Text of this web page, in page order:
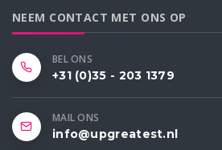
NEEM CONTACT MET ONS OP
BEL ONS
+31 (0)35 - 203 1379
MAIL ONS
info@upgreatest.nl